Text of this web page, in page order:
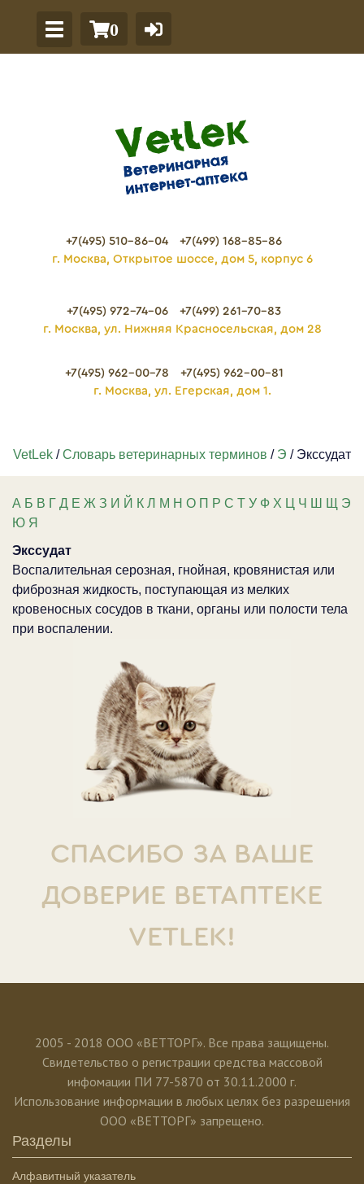
0
+7(495) 510-86-04
+7(499) 168-85-86
г. Москва, Открытое шоссе, дом 5, корпус 6
+7(495) 972-74-06
+7(499) 261-70-83
г. Москва, ул. Нижняя Красносельская, дом 28
+7(495) 962-00-78
+7(495) 962-00-81
г. Москва, ул. Егерская, дом 1.
VetLek /Словарь ветеринарных терминов / Э / Экссудат
А Б В Г Д Е Ж З И Й К Л М Н О П Р С Т У Ф Х Ц Ч Ш Щ
Э
Ю Я
Экссудат
Воспалительная серозная, гнойная, кровянистая или
фиброзная жидкость, поступающая из мелких
кровеносных сосудов в ткани, органы или полости тела
при воспалении.
СПАСИБО ЗА ВАШЕ
ДОВЕРИЕ ВЕТАПТЕКЕ
VETLEK!
2005 - 2018 ООО «ВЕТТОРГ». Все права защищены.
Свидетельство о регистрации средства массовой
инфомации ПИ 77-5870 от 30.11.2000 г.
Использование информации в любых целях без разрешения
ООО «ВЕТТОРГ» запрещено.
Разделы
Алфавитный указатель